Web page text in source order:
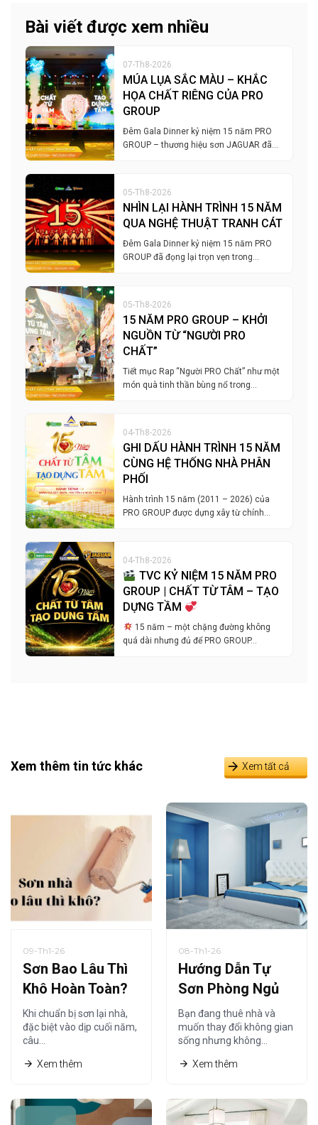
Bài viết được xem nhiều
07-Th8-2026
MÚA LỤA SẮC MÀU – KHẮC
HỌA CHẤT RIÊNG CỦA PRO
GROUP
Đêm Gala Dinner kỷ niệm 15 năm PRO
GROUP – thương hiệu sơn JAGUAR đã…
05-Th8-2026
NHÌN LẠI HÀNH TRÌNH 15 NĂM
QUA NGHỆ THUẬT TRANH CÁT
Đêm Gala Dinner kỷ niệm 15 năm PRO
GROUP đã đọng lại trọn vẹn trong…
05-Th8-2026
15 NĂM PRO GROUP – KHỞI
NGUỒN TỪ “NGƯỜI PRO
CHẤT”
Tiết mục Rap “Người PRO Chất” như một
món quà tinh thần bùng nổ trong…
04-Th8-2026
GHI DẤU HÀNH TRÌNH 15 NĂM
CÙNG HỆ THỐNG NHÀ PHÂN
PHỐI
Hành trình 15 năm (2011 – 2026) của
PRO GROUP được dựng xây từ chính…
04-Th8-2026
TVC KỶ NIỆM 15 NĂM PRO
GROUP | CHẤT TỪ TÂM – TẠO
DỰNG TẦM
15 năm – một chặng đường không
quá dài nhưng đủ để PRO GROUP…
Xem thêm tin tức khác Xem tất cả
09-Th1-26
Sơn Bao Lâu Thì
Khô Hoàn Toàn?
Thời Gian Khô
Sơn Nội Thất Chi
Tiết Nhất
Khi chuẩn bị sơn lại nhà,
đặc biệt vào dịp cuối năm,
câu…
Xem thêm
08-Th1-26
Hướng Dẫn Tự
Sơn Phòng Ngủ
Tiết Kiệm Cho
Người Thuê Nhà
Bạn đang thuê nhà và
muốn thay đổi không gian
sống nhưng không…
Xem thêm